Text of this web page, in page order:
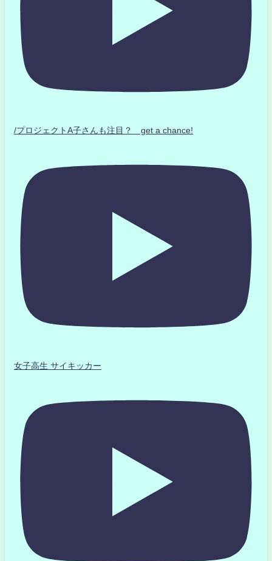
/プロジェクトA子さんも注目？ get a chance!
女子高生 サイキッカー